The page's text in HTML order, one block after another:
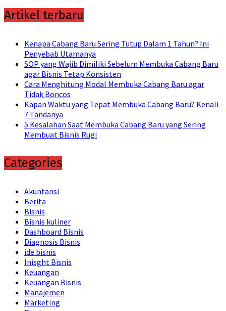
Artikel terbaru
Kenapa Cabang Baru Sering Tutup Dalam 1 Tahun? Ini
Penyebab Utamanya
SOP yang Wajib Dimiliki Sebelum Membuka Cabang Baru
agar Bisnis Tetap Konsisten
Cara Menghitung Modal Membuka Cabang Baru agar
Tidak Boncos
Kapan Waktu yang Tepat Membuka Cabang Baru? Kenali
7 Tandanya
5 Kesalahan Saat Membuka Cabang Baru yang Sering
Membuat Bisnis Rugi
Categories
Akuntansi
Berita
Bisnis
Bisnis kuliner
Dashboard Bisnis
Diagnosis Bisnis
ide bisnis
Inisght Bisnis
Keuangan
Keuangan Bisnis
Manajemen
Marketing